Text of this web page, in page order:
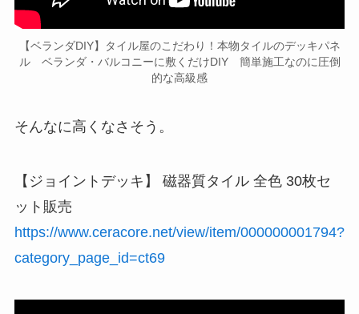
【ベランダDIY】タイル屋のこだわり！本物タイルのデッキパネ
ル ベランダ・バルコニーに敷くだけDIY 簡単施工なのに圧倒
的な高級感
そんなに高くなさそう。
【ジョイントデッキ】 磁器質タイル 全色 30枚セ
ット販売
https://www.ceracore.net/view/item/000000001794?
category_page_id=ct69